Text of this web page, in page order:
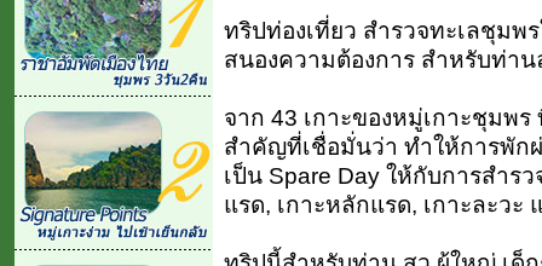
ทริปท่องเที่ยว สำรวจทะเลชุมพ
สนองความต้องการ สำหรับท่าน
จาก 43 เกาะของหมู่เกาะชุมพ
สำคัญที่เชื่อมั่นว่า ทำให้การพัก
เป็น Spare Day ให้กับการสำร
แรด, เกาะหลักแรด, เกาะละวะ